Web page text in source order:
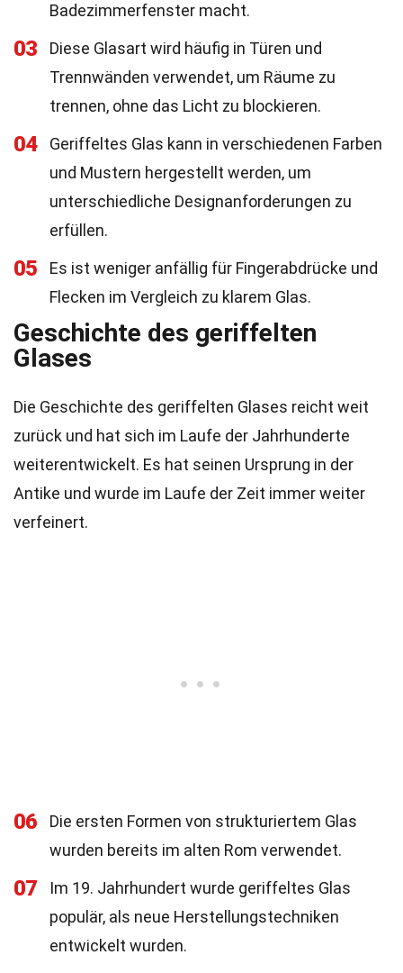
Badezimmerfenster macht.
03
Diese Glasart wird häufig in Türen und
Trennwänden verwendet, um Räume zu
trennen, ohne das Licht zu blockieren.
04
Geriffeltes Glas kann in verschiedenen Farben
und Mustern hergestellt werden, um
unterschiedliche Designanforderungen zu
erfüllen.
05
Es ist weniger anfällig für Fingerabdrücke und
Flecken im Vergleich zu klarem Glas.
Geschichte des geriffelten
Glases
Die Geschichte des geriffelten Glases reicht weit
zurück und hat sich im Laufe der Jahrhunderte
weiterentwickelt. Es hat seinen Ursprung in der
Antike und wurde im Laufe der Zeit immer weiter
verfeinert.
06
Die ersten Formen von strukturiertem Glas
wurden bereits im alten Rom verwendet.
07
Im 19. Jahrhundert wurde geriffeltes Glas
populär, als neue Herstellungstechniken
entwickelt wurden.